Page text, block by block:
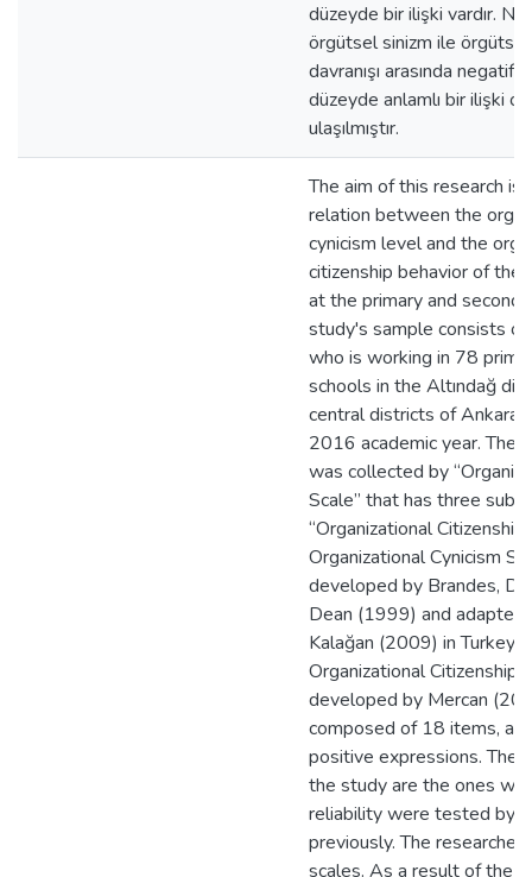
düzeyde bir ilişki vardır.
örgütsel sinizm ile örgütsel
davranışı arasında negatif
düzeyde anlamlı bir ilişki
ulaşılmıştır.
The aim of this research is
relation between the
cynicism level and the
citizenship behavior of the
at the primary and
study's sample consists
who is working in 78
schools in the Altındağ
central districts of
2016 academic year. The
was collected by
Scale” that has three sub-
“Organizational Citizenship
Organizational Cynicism
developed by Brandes,
Dean (1999) and adapted
Kalağan (2009) in Turkey.
Organizational Citizenship
developed by Mercan
composed of 18 items, all
positive expressions. The
the study are the ones
reliability were tested by
previously. The
scales. As a result of the